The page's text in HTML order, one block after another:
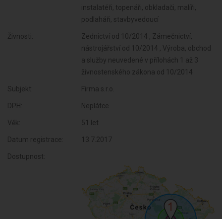
instalatéři, topenáři, obkladači, malíři,
podlaháři, stavbyvedoucí
Živnosti:
Zednictví od 10/2014 , Zámečnictví,
nástrojářství od 10/2014 , Výroba, obchod
a služby neuvedené v přílohách 1 až 3
živnostenského zákona od 10/2014
Subjekt: Firma s.r.o.
DPH: Neplátce
Věk: 51 let
Datum registrace: 13.7.2017
Dostupnost: